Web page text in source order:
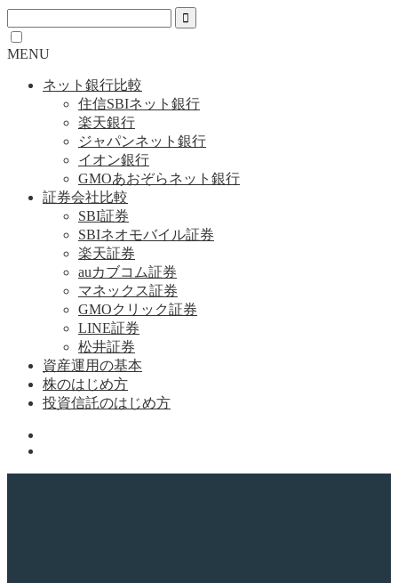
MENU
ネット銀行比較
住信SBIネット銀行
楽天銀行
ジャパンネット銀行
イオン銀行
GMOあおぞらネット銀行
証券会社比較
SBI証券
SBIネオモバイル証券
楽天証券
auカブコム証券
マネックス証券
GMOクリック証券
LINE証券
松井証券
資産運用の基本
株のはじめ方
投資信託のはじめ方